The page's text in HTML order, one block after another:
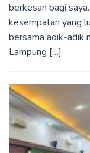
berkesan bagi
kesempatan yang
bersama adik-adik
Lampung […]